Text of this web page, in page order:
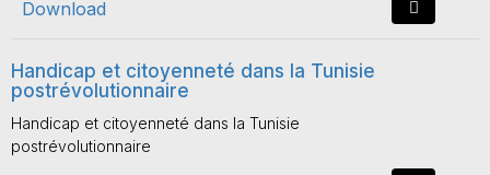
Download
Handicap et citoyenneté dans la Tunisie
postrévolutionnaire
Handicap et citoyenneté dans la Tunisie
postrévolutionnaire